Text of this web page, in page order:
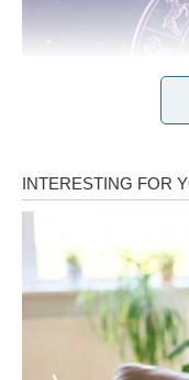
OVAN –
ŠANSA,
Ovan je znak koji
idete napred. Kada